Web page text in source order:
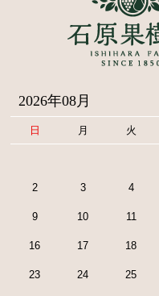
2026年08月
日 月 火
2 3 4
9 10 11
16 17 18
23 24 25